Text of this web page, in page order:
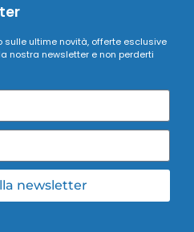
ultime novità, offerte esclusive
nostra newsletter e non perderti
newsletter